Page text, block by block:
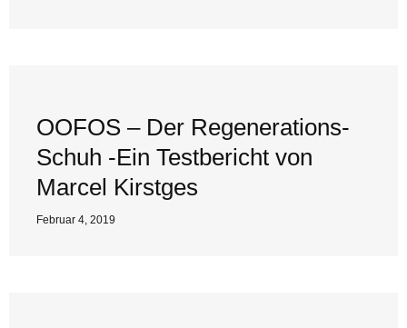
OOFOS – Der Regenerations-
Schuh -Ein Testbericht von
Marcel Kirstges
Februar 4, 2019